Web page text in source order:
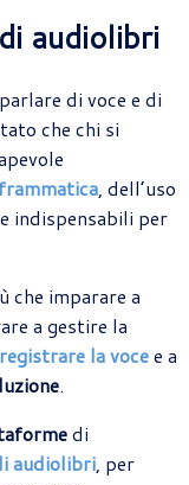
audiolibri
di voce e di
che chi si
, dell’uso
indispensabili per
che imparare a
a gestire la
registrare la vocee a
.
di
audiolibri, per